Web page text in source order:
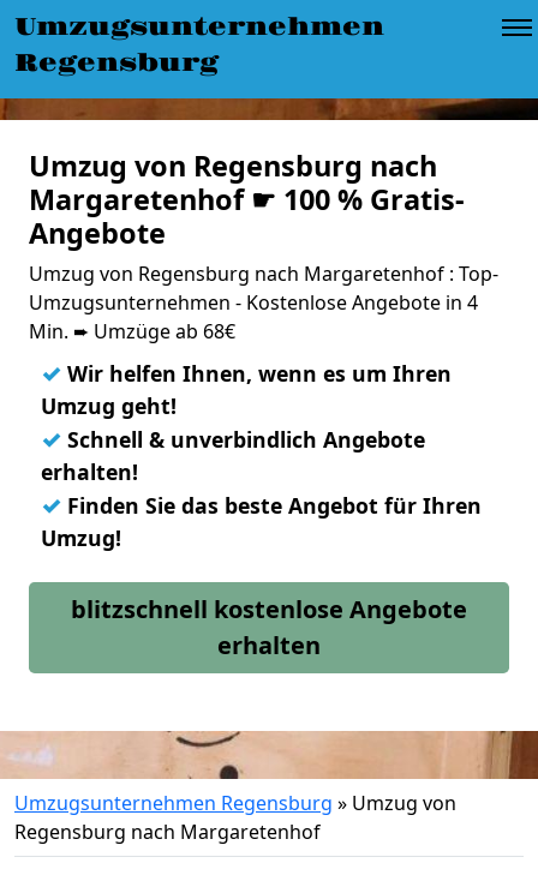
Umzugsunternehmen
Regensburg
Umzug von Regensburg nach
Margaretenhof ☛ 100 % Gratis-
Angebote
Umzug von Regensburg nach Margaretenhof : Top-
Umzugsunternehmen - Kostenlose Angebote in 4
Min. ➨ Umzüge ab 68€
✓ Wir helfen Ihnen, wenn es um Ihren
Umzug geht!
✓ Schnell & unverbindlich Angebote
erhalten!
✓ Finden Sie das beste Angebot für Ihren
Umzug!
blitzschnell kostenlose Angebote
erhalten
Umzugsunternehmen Regensburg » Umzug von
Regensburg nach Margaretenhof